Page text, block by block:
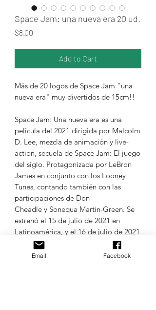
Space Jam: una nueva era 20 ud.
$8.00
Add to Cart
Más de 20 logos de Space Jam "una
nueva era" muy divertidos de 15cm!!
Space Jam: Una nueva era es una
película del 2021 dirigida por Malcolm
D. Lee, mezcla de animación y live-
action, secuela de Space Jam: El juego
del siglo. Protagonizada por LeBron
James en conjunto con los Looney
Tunes, contando también con las
participaciones de Don
Cheadle y Sonequa Martin-Green. Se
estrenó el 15 de julio de 2021 en
Latinoamérica, y el 16 de julio de 2021
en Estados Unidos simultáneamente en
cines y en el servicio de streaming
Email Facebook